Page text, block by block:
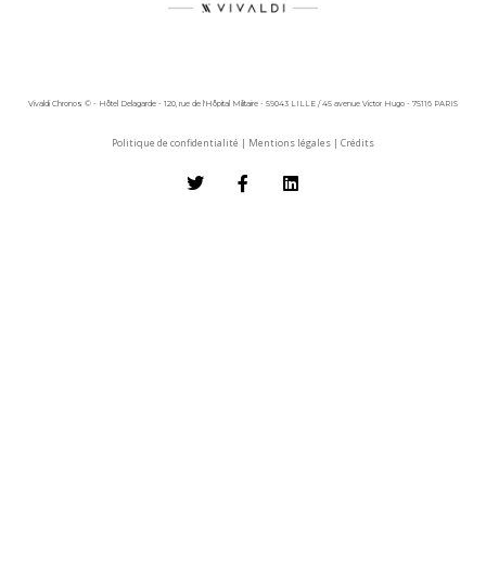
Vivaldi Chronos © - Hôtel Delagarde - 120, rue de l'Hôpital Militaire - 59043 LILLE / 45 avenue Victor Hugo - 75116 PARIS
Politique de confidentialité | Mentions légales | Crédits